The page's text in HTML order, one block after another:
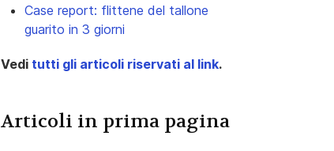
Case report: flittene del tallone
guarito in 3 giorni
Vedi tutti gli articoli riservati al link.
Articoli in prima pagina